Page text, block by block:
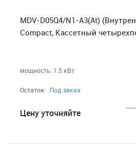
MDV-D05Q4/N1-A3(At)
Compact, Кассетный
мощность: 1.5 кВт
Остаток: Под заказ
Цену уточняйте